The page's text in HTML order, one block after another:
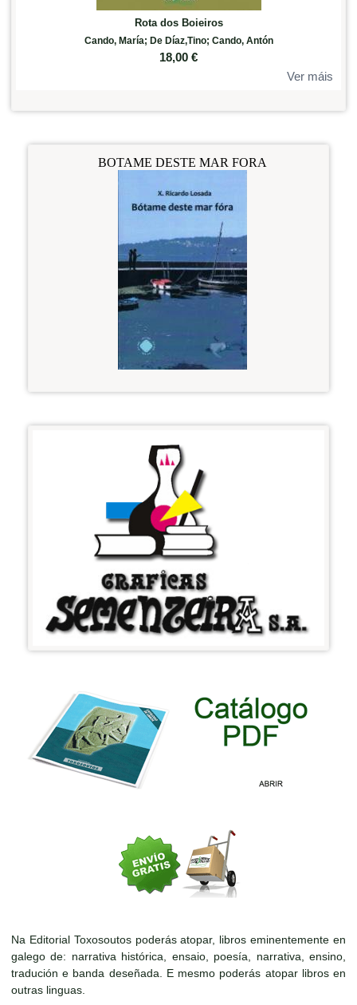
Rota dos Boieiros
Cando, María; De Díaz,Tino; Cando, Antón
18,00 €
Ver máis
Na Editorial Toxosoutos poderás atopar, libros eminentemente en
galego de: narrativa histórica, ensaio, poesía, narrativa, ensino,
tradución e banda deseñada. E mesmo poderás atopar libros en
outras linguas.